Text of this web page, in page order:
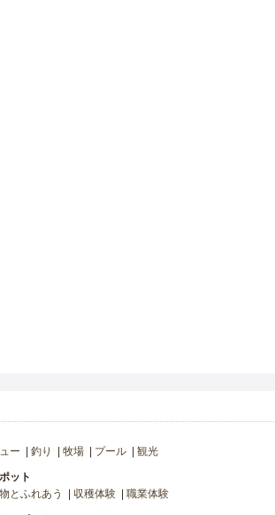
ー 釣り 牧場 プール 観光
ット
とふれあう 収穫体験 職業体験